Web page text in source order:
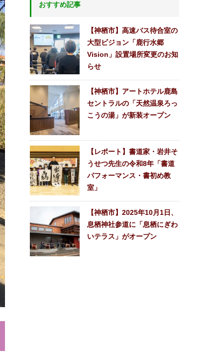
おすすめ記事
【神栖市】高速バス待合室の
大型ビジョン「鹿行水郷
Vision」設置場所変更のお知
らせ
【神栖市】アートホテル鹿島
セントラルの「天然温泉ろっ
こうの湯」が新装オープン
【レポート】書道家・岩井そ
うせつ先生の令和8年「書道
パフォーマンス・書初め教
室」
【神栖市】2025年10月1日、
息栖神社参道に「息栖にぎわ
いテラス」がオープン